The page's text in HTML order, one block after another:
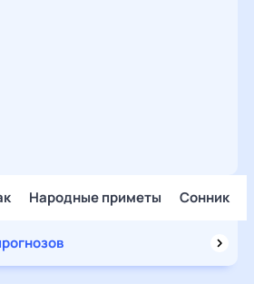
Народные приметы Сонник